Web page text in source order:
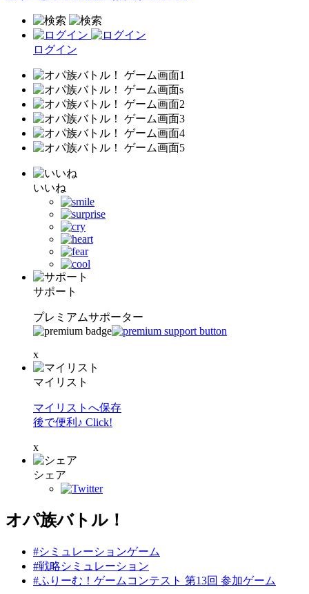
ログイン
いいね
サポート
プレミアムサポーター
x
マイリスト
マイリストへ保存
後で便利♪ Click!
x
シェア
オパ族バトル！
#シミュレーションゲーム
#戦略シミュレーション
#ふりーむ！ゲームコンテスト 第13回 参加ゲーム